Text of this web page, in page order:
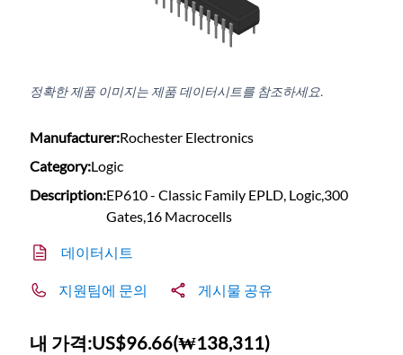
정확한 제품 이미지는 제품 데이터시트를 참조하세요.
Manufacturer:Rochester Electronics
Category:Logic
Description:EP610 - Classic Family EPLD, Logic,300
Gates,16 Macrocells
데이터시트
지원팀에 문의 게시물 공유
내 가격:US$96.66(₩138,311)